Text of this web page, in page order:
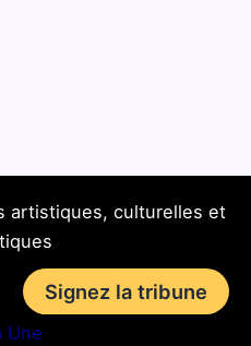
artistiques, culturelles et
Signez la tribune
Une